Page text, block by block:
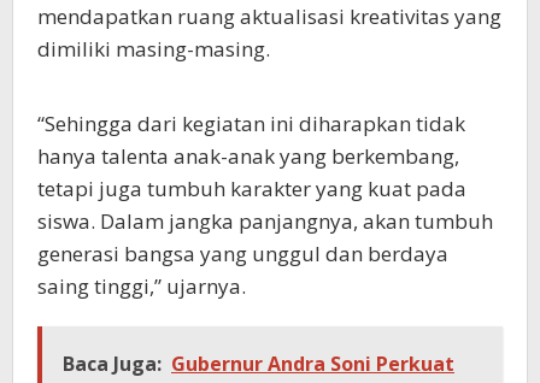
mendapatkan ruang aktualisasi kreativitas yang
dimiliki masing-masing.
“Sehingga dari kegiatan ini diharapkan tidak
hanya talenta anak-anak yang berkembang,
tetapi juga tumbuh karakter yang kuat pada
siswa. Dalam jangka panjangnya, akan tumbuh
generasi bangsa yang unggul dan berdaya
saing tinggi,” ujarnya.
Baca Juga: Gubernur Andra Soni Perkuat